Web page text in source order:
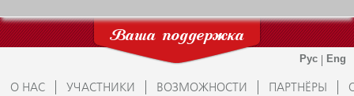
Ваша поддержка
О НАС УЧАСТНИКИ ВОЗМОЖНОСТИ ПАРТНЁРЫ